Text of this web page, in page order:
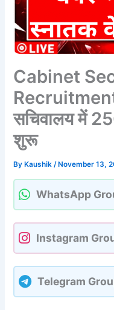
Cabinet
सचिवालय में
शुरू
By Kaushik/ November 13,
WhatsApp
Instagram
Telegram